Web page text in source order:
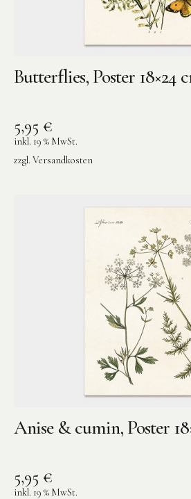
Butterflies, Poster 18×24
5,95 €
inkl. 19 % MwSt.
zzgl. Versandkosten
Anise & cumin, Poster
5,95 €
inkl. 19 % MwSt.